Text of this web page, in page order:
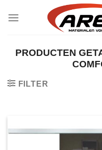
naar
PRODUCTEN
FILTER